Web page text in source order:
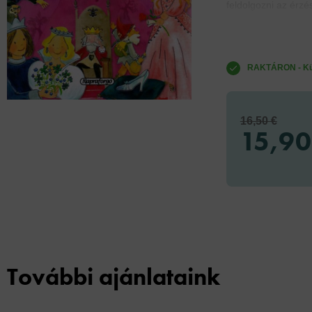
feldolgozni az
RAKTÁRON -
16,50 €
További ajánlataink